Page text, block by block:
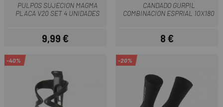
PULPOS SUJECION MAGMA
PLACA V20 SET 4 UNIDADES
Precio
9,99 €
CANDADO GURPIL
COMBINACION ESPRIAL 10X180
Precio
8 €
-40% -20%